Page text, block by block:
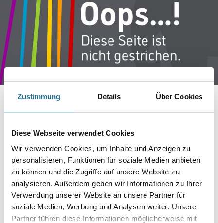
Zustimmung Details Über Cookies
Diese Webseite verwendet Cookies
Wir verwenden Cookies, um Inhalte und Anzeigen zu
personalisieren, Funktionen für soziale Medien anbieten
zu können und die Zugriffe auf unsere Website zu
analysieren. Außerdem geben wir Informationen zu Ihrer
Verwendung unserer Website an unsere Partner für
soziale Medien, Werbung und Analysen weiter. Unsere
Partner führen diese Informationen möglicherweise mit
IST AUFGETRETEN
Keine Sorge, wir pinseln schon an der Lösung und
werden das Problem so schnell wie möglich beheben.
Erkunden Sie in der Zwischenzeit unseren Online-Shop
und lassen Sie sich inspirieren.
ZURÜCK ZUM ONLINE-SHOP